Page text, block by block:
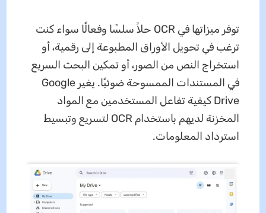
توفر ميزاتها في OCR حلاً سلسًا وفعالًا سواء كنت
ترغب في تحويل الأوراق المطبوعة إلى رقمية، أو
استخراج النص من الصور، أو تمكين البحث السريع
في المستندات الممسوحة ضوئيًا. يغير Google
Drive كيفية تفاعل المستخدمين مع المواد
المخزنة لديهم باستخدام OCR لتسريع وتبسيط
استرداد المعلومات.